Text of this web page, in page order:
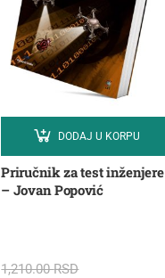
Priručnik za test inženjere
– Jovan Popović
1,210.00RSD
DODAJ U KORPU